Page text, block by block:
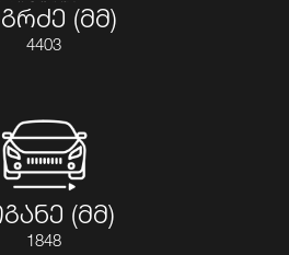
(მმ)
4403
(მმ)
1848